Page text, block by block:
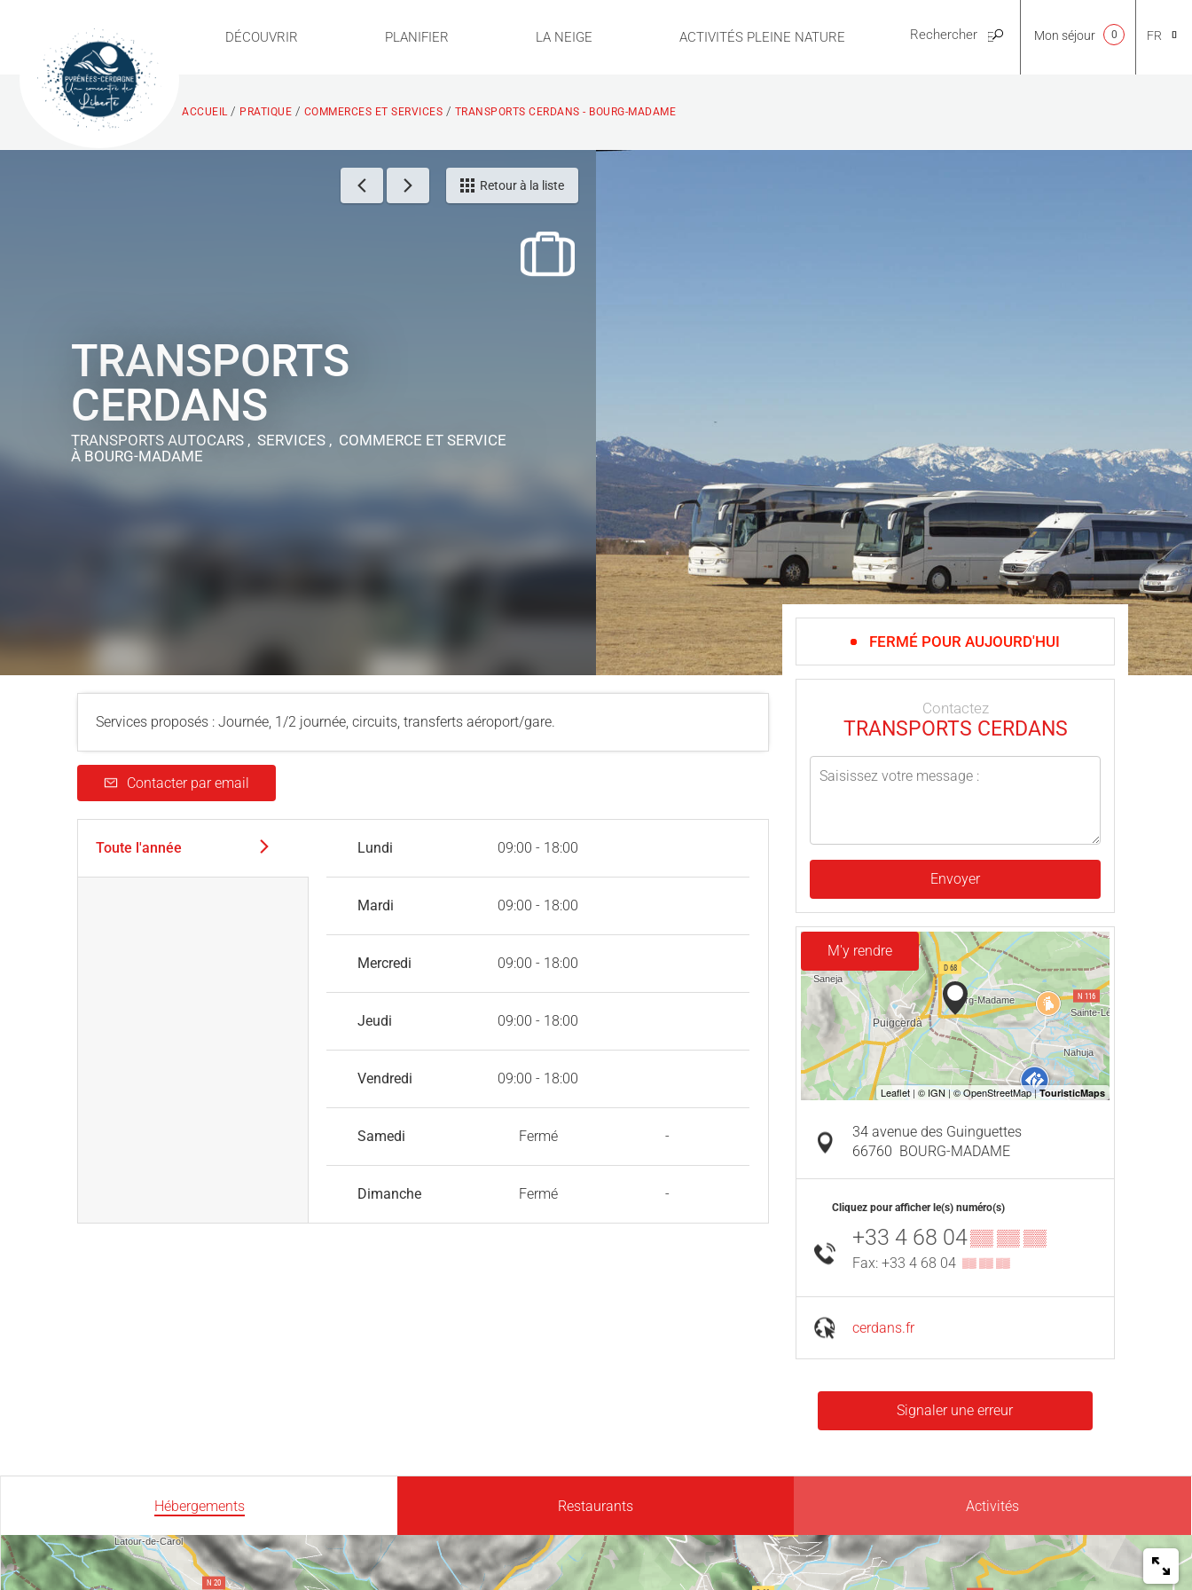
DÉCOUVRIR PLANIFIER LA NEIGE ACTIVITÉS PLEINE NATURE PRATIQUE FR
Mon séjour 0
ACCUEIL / PRATIQUE / COMMERCES ET SERVICES / TRANSPORTS CERDANS - BOURG-MADAME
Retour à la liste
TRANSPORTS
CERDANS
TRANSPORTS AUTOCARS , SERVICES , COMMERCE ET SERVICE
À BOURG-MADAME
Services proposés : Journée, 1/2 journée, circuits, transferts aéroport/gare.
Contacter par email
Toute l'année Lundi 09:00 - 18:00
Mardi 09:00 - 18:00
Mercredi 09:00 - 18:00
Jeudi 09:00 - 18:00
Vendredi 09:00 - 18:00
Samedi Fermé -
Dimanche Fermé -
FERMÉ POUR AUJOURD'HUI
Contactez
TRANSPORTS CERDANS
Envoyer
M'y rendre
34 avenue des Guinguettes
66760 BOURG-MADAME
Cliquez pour afficher le(s) numéro(s)
+33 4 68 04▒▒ ▒▒ ▒▒
Fax: +33 4 68 04 ▒▒ ▒▒ ▒▒
cerdans.fr
Signaler une erreur
Hébergements Restaurants Activités